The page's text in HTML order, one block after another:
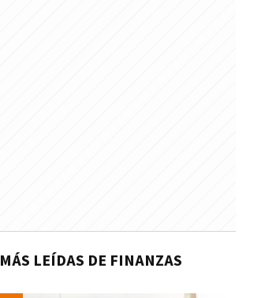
MÁS LEÍDAS DE FINANZAS